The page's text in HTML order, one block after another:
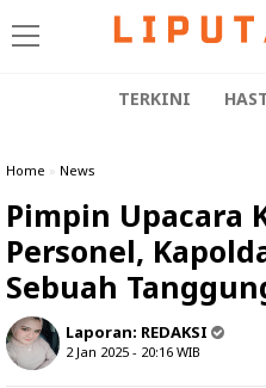
TERKINI
Home » News
Pimpin Upacara
Personel,
Sebuah
Laporan: REDAKSI
2 Jan 2025 - 20:16 WIB